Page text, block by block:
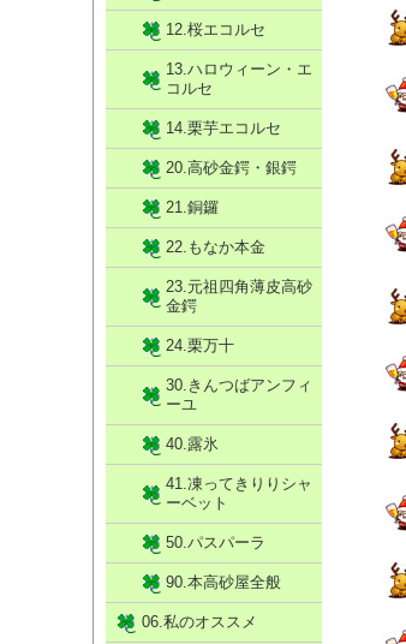
12.桜エコルセ
13.ハロウィーン・エ
コルセ
14.栗芋エコルセ
20.高砂金鍔・銀鍔
21.銅鑼
22.もなか本金
23.元祖四角薄皮高砂
金鍔
24.栗万十
30.きんつばアンフィ
ーユ
40.露氷
41.凍ってきりりシャ
ーベット
50.パスパーラ
90.本高砂屋全般
06.私のオススメ